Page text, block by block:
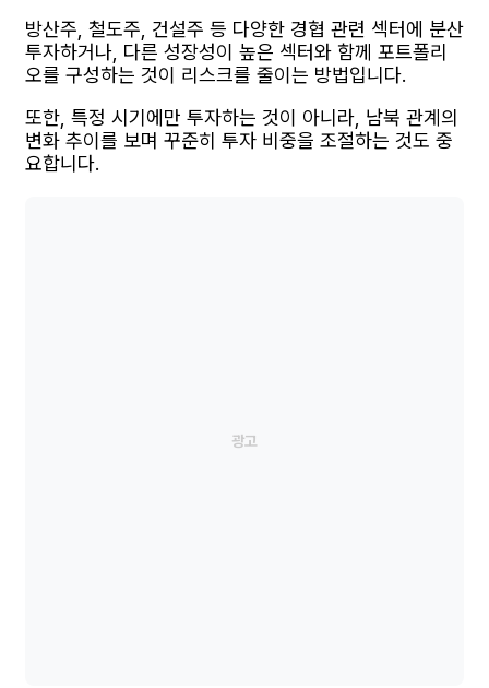
방산주, 철도주, 건설주 등 다양한 경협 관련 섹터에 분산
투자하거나, 다른 성장성이 높은 섹터와 함께 포트폴리
오를 구성하는 것이 리스크를 줄이는 방법입니다.
또한, 특정 시기에만 투자하는 것이 아니라, 남북 관계의
변화 추이를 보며 꾸준히 투자 비중을 조절하는 것도 중
요합니다.